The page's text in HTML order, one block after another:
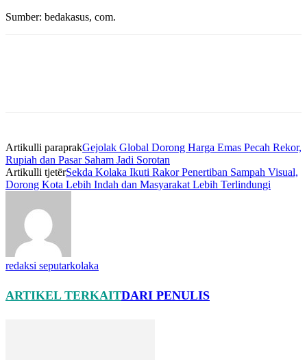
Sumber: bedakasus, com.
Artikulli paraprakGejolak Global Dorong Harga Emas Pecah Rekor,
Rupiah dan Pasar Saham Jadi Sorotan
Artikulli tjetërSekda Kolaka Ikuti Rakor Penertiban Sampah Visual,
Dorong Kota Lebih Indah dan Masyarakat Lebih Terlindungi
redaksi seputarkolaka
ARTIKEL TERKAITDARI PENULIS